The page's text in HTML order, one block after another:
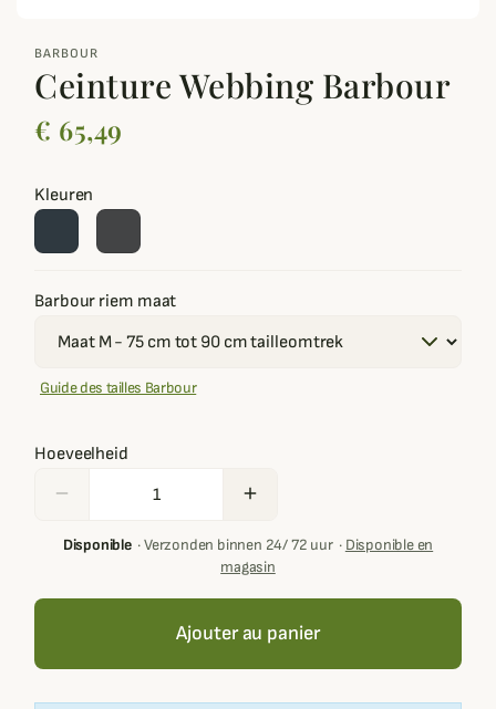
BARBOUR
Ceinture Webbing Barbour
€ 65,49
Kleuren
Barbour riem maat
Guide des tailles Barbour
Hoeveelheid
remove add
Disponible·Verzonden binnen 24/ 72 uur· Disponible en
magasin
Ajouter au panier